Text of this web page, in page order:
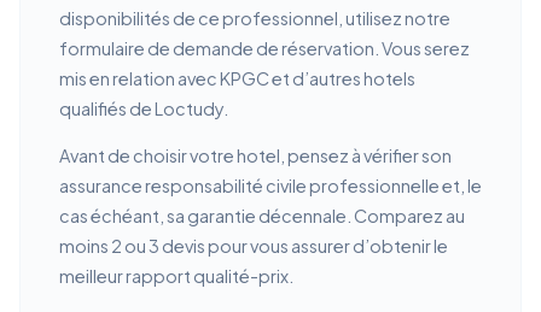
disponibilités de ce professionnel, utilisez notre
formulaire de demande de réservation. Vous serez
mis en relation avec KPGC et d’autres hotels
qualifiés de Loctudy.
Avant de choisir votre hotel, pensez à vérifier son
assurance responsabilité civile professionnelle et, le
cas échéant, sa garantie décennale. Comparez au
moins 2 ou 3 devis pour vous assurer d’obtenir le
meilleur rapport qualité-prix.